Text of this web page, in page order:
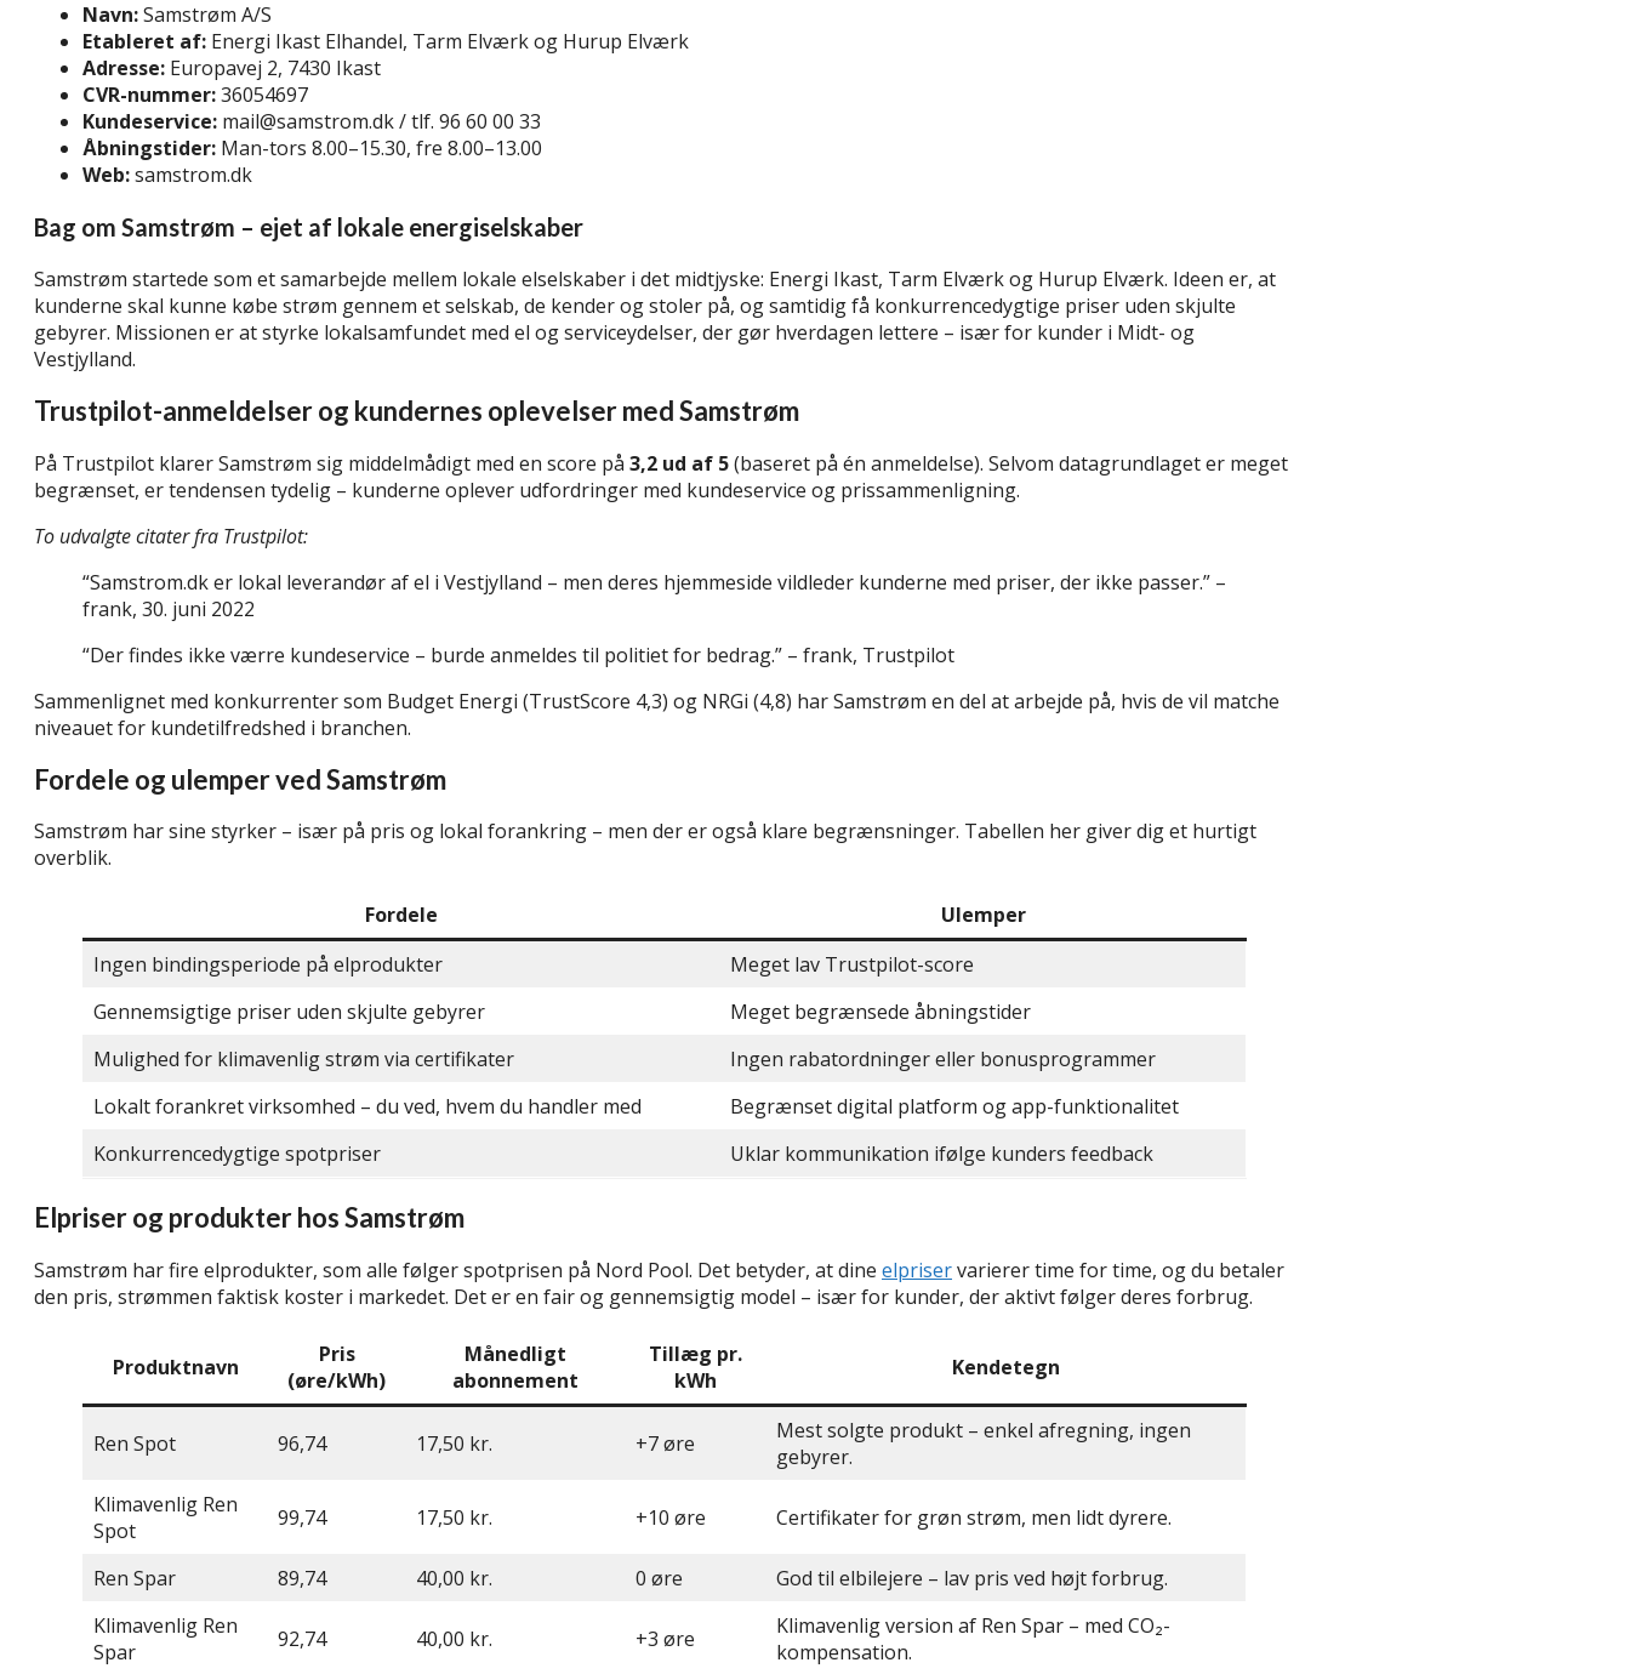
Navn:Samstrøm A/S
Etableret af: Energi Ikast Elhandel, Tarm Elværk og Hurup Elværk
Adresse: Europavej 2, 7430 Ikast
CVR-nummer:36054697
Kundeservice: mail@samstrom.dk / tlf. 96 60 00 33
Åbningstider: Man-tors 8.00–15.30, fre 8.00–13.00
Web:samstrom.dk
Bag om Samstrøm – ejet af lokale energiselskaber
Samstrøm startede som et samarbejde mellem lokale elselskaber i det midtjyske: Energi Ikast, Tarm Elværk og Hurup Elværk. Ideen er, at
kunderne skal kunne købe strøm gennem et selskab, de kender og stoler på, og samtidig få konkurrencedygtige priser uden skjulte
gebyrer. Missionen er at styrke lokalsamfundet med el og serviceydelser, der gør hverdagen lettere – især for kunder i Midt- og
Vestjylland.
Trustpilot-anmeldelser og kundernes oplevelser med Samstrøm
På Trustpilot klarer Samstrøm sig middelmådigt med en score på 3,2 ud af 5(baseret på én anmeldelse). Selvom datagrundlaget er meget
begrænset, er tendensen tydelig – kunderne oplever udfordringer med kundeservice og prissammenligning.
To udvalgte citater fra Trustpilot:
“Samstrom.dk er lokal leverandør af el i Vestjylland – men deres hjemmeside vildleder kunderne med priser, der ikke passer.” –
frank, 30. juni 2022
“Der findes ikke værre kundeservice – burde anmeldes til politiet for bedrag.” – frank, Trustpilot
Sammenlignet med konkurrenter som Budget Energi (TrustScore 4,3) og NRGi (4,8) har Samstrøm en del at arbejde på, hvis de vil matche
niveauet for kundetilfredshed i branchen.
Fordele og ulemper ved Samstrøm
Samstrøm har sine styrker – især på pris og lokal forankring – men der er også klare begrænsninger. Tabellen her giver dig et hurtigt
overblik.
Fordele
Ulemper
Ingen bindingsperiode på elprodukter
Meget lav Trustpilot-score
Gennemsigtige priser uden skjulte gebyrer
Meget begrænsede åbningstider
Mulighed for klimavenlig strøm via certifikater
Ingen rabatordninger eller bonusprogrammer
Lokalt forankret virksomhed – du ved, hvem du handler med
Begrænset digital platform og app-funktionalitet
Konkurrencedygtige spotpriser
Uklar kommunikation ifølge kunders feedback
Elpriser og produkter hos Samstrøm
Samstrøm har fire elprodukter, som alle følger spotprisen på Nord Pool. Det betyder, at dine elpriservarierer time for time, og du betaler
den pris, strømmen faktisk koster i markedet. Det er en fair og gennemsigtig model – især for kunder, der aktivt følger deres forbrug.
Produktnavn
Pris
(øre/kWh)
Månedligt
abonnement
Tillæg pr.
kWh
Kendetegn
Ren Spot 96,74 17,50 kr. +7 øre
Mest solgte produkt – enkel afregning, ingen
gebyrer.
Klimavenlig Ren
Spot
99,74 17,50 kr. +10 øre Certifikater for grøn strøm, men lidt dyrere.
Ren Spar 89,74 40,00 kr. 0 øre
God til elbilejere – lav pris ved højt forbrug.
Klimavenlig Ren
Spar
92,74 40,00 kr. +3 øre
Klimavenlig version af Ren Spar – med CO₂-
kompensation.